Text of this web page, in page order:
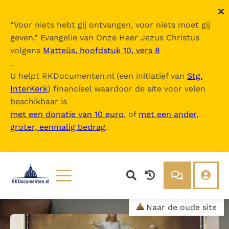
“Voor niets hebt gij ontvangen, voor niets moet gij
geven.” Evangelie van Onze Heer Jezus Christus
volgens Matteüs, hoofdstuk 10, vers 8
.
U helpt RKDocumenten.nl (een initiatief van Stg.
InterKerk) financieel waardoor de site voor velen
beschikbaar is
met een donatie van 10 euro, of met een ander,
groter, eenmalig bedrag.
Lezen
Documenten
Over ons
Over RK Documenten
Naar de oude site